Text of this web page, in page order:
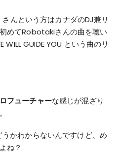
んという方はカナダのDJ兼リ
めてRobotakiさんの曲を聴い
GUIDE YOU という曲のリ
フューチャーな感じが混ざり
かわからないんですけど、め
ね？